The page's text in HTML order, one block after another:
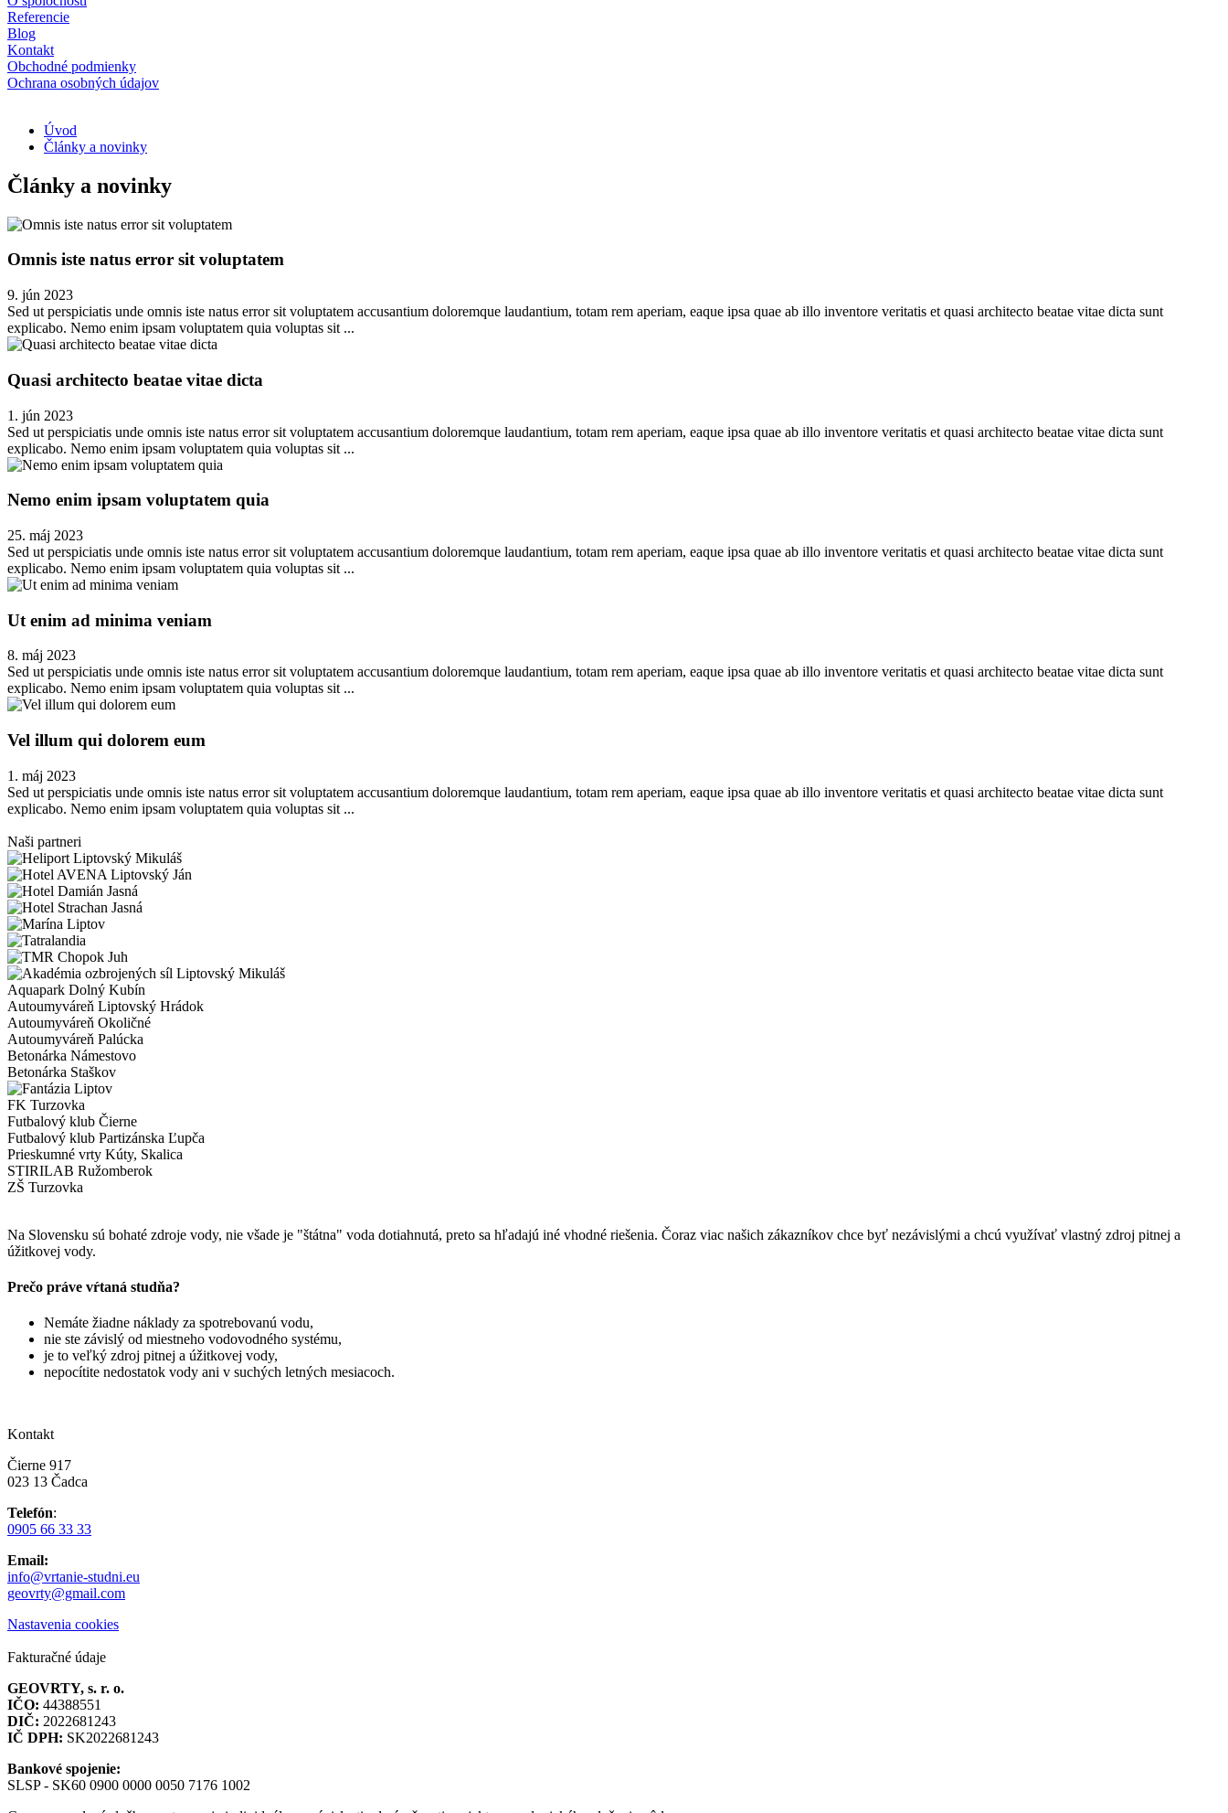
Referencie
Blog
Kontakt
Obchodné podmienky
Ochrana osobných údajov
Úvod
Články a novinky
Články a novinky
Omnis iste natus error sit voluptatem
9. jún 2023
Sed ut perspiciatis unde omnis iste natus error sit voluptatem accusantium doloremque laudantium, totam rem aperiam, eaque ipsa quae ab illo inventore veritatis et quasi architecto beatae vitae dicta sunt
explicabo. Nemo enim ipsam voluptatem quia voluptas sit ...
Quasi architecto beatae vitae dicta
1. jún 2023
Sed ut perspiciatis unde omnis iste natus error sit voluptatem accusantium doloremque laudantium, totam rem aperiam, eaque ipsa quae ab illo inventore veritatis et quasi architecto beatae vitae dicta sunt
explicabo. Nemo enim ipsam voluptatem quia voluptas sit ...
Nemo enim ipsam voluptatem quia
25. máj 2023
Sed ut perspiciatis unde omnis iste natus error sit voluptatem accusantium doloremque laudantium, totam rem aperiam, eaque ipsa quae ab illo inventore veritatis et quasi architecto beatae vitae dicta sunt
explicabo. Nemo enim ipsam voluptatem quia voluptas sit ...
Ut enim ad minima veniam
8. máj 2023
Sed ut perspiciatis unde omnis iste natus error sit voluptatem accusantium doloremque laudantium, totam rem aperiam, eaque ipsa quae ab illo inventore veritatis et quasi architecto beatae vitae dicta sunt
explicabo. Nemo enim ipsam voluptatem quia voluptas sit ...
Vel illum qui dolorem eum
1. máj 2023
Sed ut perspiciatis unde omnis iste natus error sit voluptatem accusantium doloremque laudantium, totam rem aperiam, eaque ipsa quae ab illo inventore veritatis et quasi architecto beatae vitae dicta sunt
explicabo. Nemo enim ipsam voluptatem quia voluptas sit ...
Naši partneri
Aquapark Dolný Kubín
Autoumyváreň Liptovský Hrádok
Autoumyváreň Okoličné
Autoumyváreň Palúcka
Betonárka Námestovo
Betonárka Staškov
FK Turzovka
Futbalový klub Čierne
Futbalový klub Partizánska Ľupča
Prieskumné vrty Kúty, Skalica
STIRILAB Ružomberok
ZŠ Turzovka
Na Slovensku sú bohaté zdroje vody, nie všade je "štátna" voda dotiahnutá, preto sa hľadajú iné vhodné riešenia. Čoraz viac našich zákazníkov chce byť nezávislými a chcú využívať vlastný zdroj pitnej a
úžitkovej vody.
Prečo práve vŕtaná studňa?
Nemáte žiadne náklady za spotrebovanú vodu,
nie ste závislý od miestneho vodovodného systému,
je to veľký zdroj pitnej a úžitkovej vody,
nepocítite nedostatok vody ani v suchých letných mesiacoch.
Kontakt
Čierne 917
023 13 Čadca
Telefón:
0905 66 33 33
Email:
info@vrtanie-studni.eu
geovrty@gmail.com
Nastavenia cookies
Fakturačné údaje
GEOVRTY, s. r. o.
IČO: 44388551
DIČ: 2022681243
IČ DPH: SK2022681243
Bankové spojenie:
SLSP - SK60 0900 0000 0050 7176 1002